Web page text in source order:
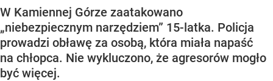
W Kamiennej Górze zaatakowano
„niebezpiecznym narzędziem” 15-latka. Policja
prowadzi obławę za osobą, która miała napaść
na chłopca. Nie wykluczono, że agresorów mogło
być więcej.